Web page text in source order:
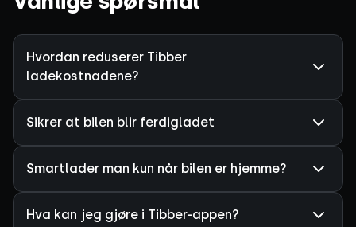
Hvordan reduserer Tibber
ladekostnadene?
Sikrer at bilen blir ferdigladet
Smartlader man kun når bilen er hjemme?
Hva kan jeg gjøre i Tibber-appen?